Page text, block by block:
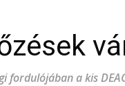
fordulójában a kis